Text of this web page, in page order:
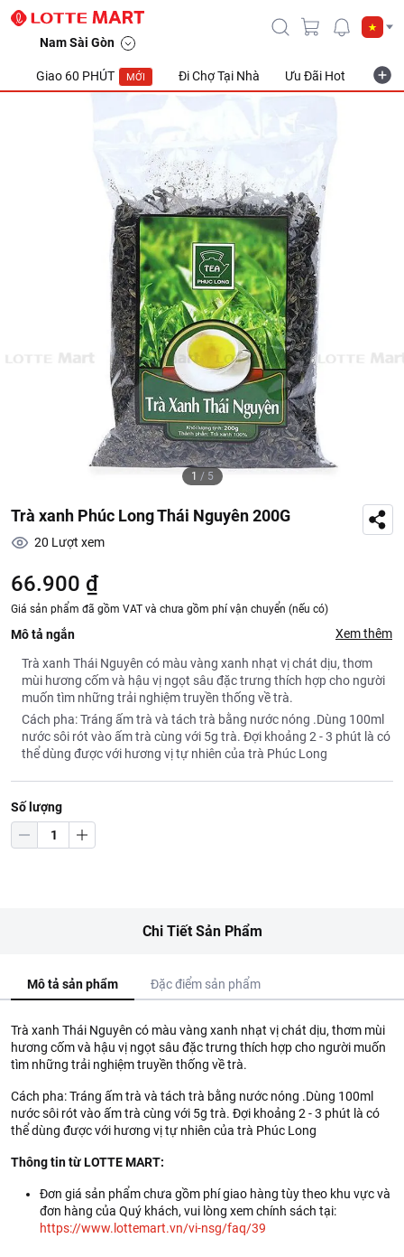
Nam Sài Gòn
Giao 60 PHÚT MỚI Đi Chợ Tại Nhà Ưu Đãi Hot
1 / 5
Trà xanh Phúc Long Thái Nguyên 200G
20 Lượt xem
66.900 ₫
Giá sản phẩm đã gồm VAT và chưa gồm phí vận chuyển (nếu có)
Mô tả ngắn Xem thêm
Trà xanh Thái Nguyên có màu vàng xanh nhạt vị chát dịu, thơm
mùi hương cốm và hậu vị ngọt sâu đặc trưng thích hợp cho người
muốn tìm những trải nghiệm truyền thống về trà.
Cách pha: Tráng ấm trà và tách trà bằng nước nóng .Dùng 100ml
nước sôi rót vào ấm trà cùng với 5g trà. Đợi khoảng 2 - 3 phút là có
thể dùng được với hương vị tự nhiên của trà Phúc Long
Số lượng
Chi Tiết Sản Phẩm
Mô tả sản phẩm Đặc điểm sản phẩm
Trà xanh Thái Nguyên có màu vàng xanh nhạt vị chát dịu, thơm mùi
hương cốm và hậu vị ngọt sâu đặc trưng thích hợp cho người muốn
tìm những trải nghiệm truyền thống về trà.
Cách pha: Tráng ấm trà và tách trà bằng nước nóng .Dùng 100ml
nước sôi rót vào ấm trà cùng với 5g trà. Đợi khoảng 2 - 3 phút là có
thể dùng được với hương vị tự nhiên của trà Phúc Long
Thông tin từ LOTTE MART:
Đơn giá sản phẩm chưa gồm phí giao hàng tùy theo khu vực và
đơn hàng của Quý khách, vui lòng xem chính sách tại:
https://www.lottemart.vn/vi-nsg/faq/39